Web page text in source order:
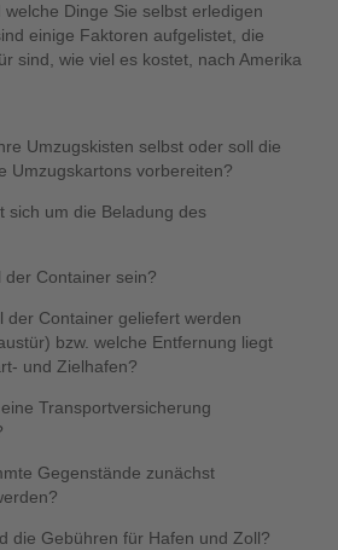
Dinge Sie selbst erledigen
einige Faktoren aufgelistet, die
sind, wie viel es kostet, nach Amerika
Umzugskisten selbst oder soll die
Umzugskartons vorbereiten?
sich um die Beladung des
der Container sein?
der Container geliefert werden
bzw. welche Entfernung liegt
und Zielhafen?
Transportversicherung
Gegenstände zunächst
die Gebühren für Hafen und Zoll?